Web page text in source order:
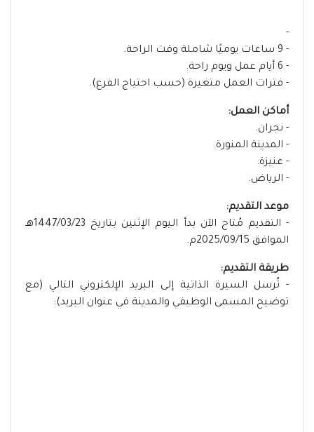
-
- 9 ساعات يوميًا شاملة وقت الراحة.
- 6 أيام عمل ويوم راحة.
- فترات العمل متغيرة (حسب احتياج الفرع).
أماكن العمل:
- نجران.
- المدينة المنورة.
- عنيزة.
- الرياض.
موعد التقديم:
- التقديم مُتاح الآن بدأ اليوم الإثنين بتاريخ 1447/03/23هـ
الموافق 2025/09/15م.
طريقة التقديم:
- تُرسل السيرة الذاتية إلى البريد الإلكتروني التالي (مع
توضيح المسمى الوظيفي والمدينة في عنوان البريد):